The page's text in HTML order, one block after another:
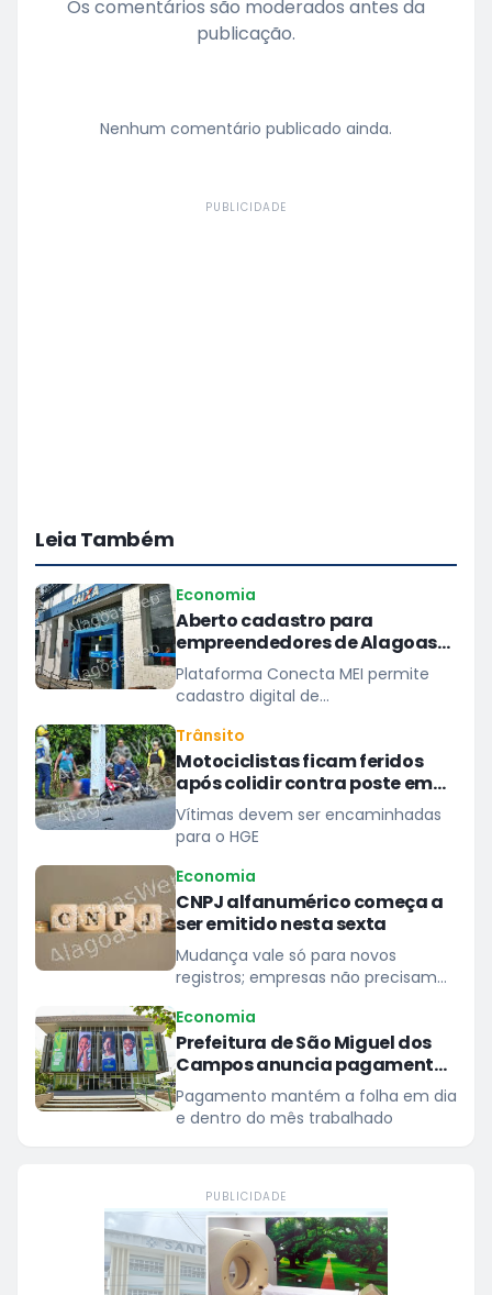
Os comentários são moderados antes da
publicação.
Nenhum comentário publicado ainda.
PUBLICIDADE
Leia Também
Economia
Aberto cadastro para
empreendedores de Alagoas
prestarem serviços à Caixa
Plataforma Conecta MEI permite
cadastro digital de
para atender demandas de
pequeno porte das unidades do
banco
Trânsito
Motociclistas ficam feridos
após colidir contra poste em
São Miguel dos Campos
Vítimas devem ser encaminhadas
para o HGE
Economia
CNPJ alfanumérico começa a
ser emitido nesta sexta
Mudança vale só para novos
registros; empresas não precisam
Economia
Prefeitura de São Miguel dos
Campos anuncia pagamento
dos servidores nesta quinta,
30
Pagamento mantém a folha em dia
e dentro do mês trabalhado
PUBLICIDADE